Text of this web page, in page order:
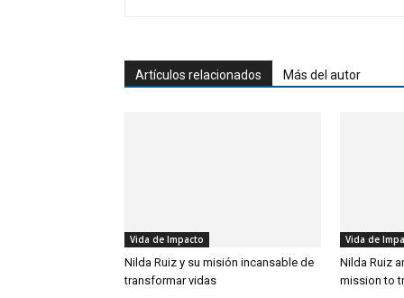
Artículos relacionados Más del autor
Vida de Impacto
Nilda Ruiz y su misión incansable de
transformar vidas
Vida de
Nilda Ruiz
mission to